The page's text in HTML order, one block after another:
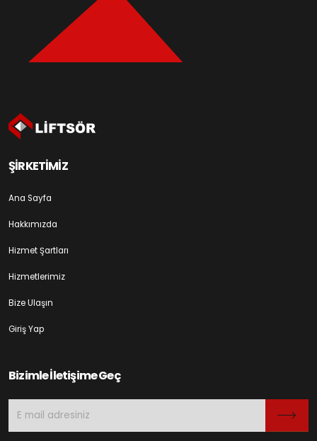
ŞİRKETİMİZ
Ana Sayfa
Hakkımızda
Hizmet Şartları
Hizmetlerimiz
Bize Ulaşın
Giriş Yap
Bizimle İletişime Geç